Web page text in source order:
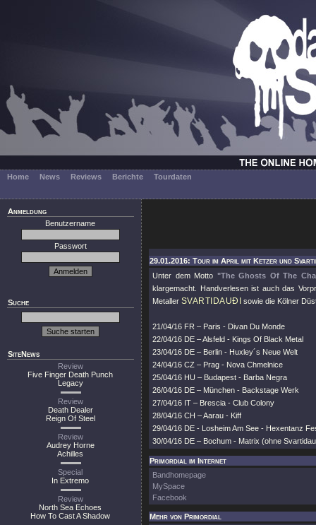
Home News Reviews Berichte Tourdaten
Anmeldung
Benutzername
Passwort
Suche
SiteNews
Review
Five Finger Death Punch
Legacy
Review
Death Dealer
Reign Of Steel
Review
Audrey Horne
Achilles
Special
In Extremo
Review
North Sea Echoes
How To Cast A Shadow
29.01.2016: Tour im April mit Ketzer und
Unter dem Motto "The Ghosts Of The
klargemacht. Handverlesen ist auch das
Metaller SVARTIDAUÐI sowie die Kölner
21/04/16 FR – Paris - Divan Du Monde
22/04/16 DE – Alsfeld - Kings Of Black Metal
23/04/16 DE – Berlin - Huxley´s Neue Welt
24/04/16 CZ – Prag - Nova Chmelnice
25/04/16 HU – Budapest - Barba Negra
26/04/16 DE – München - Backstage Werk
27/04/16 IT – Brescia - Club Colony
28/04/16 CH – Aarau - Kiff
29/04/16 DE - Losheim Am See - Hexentanz
30/04/16 DE – Bochum - Matrix (ohne
Primordial im Internet
Bandhomepage
MySpace
Facebook
Mehr von Primordial